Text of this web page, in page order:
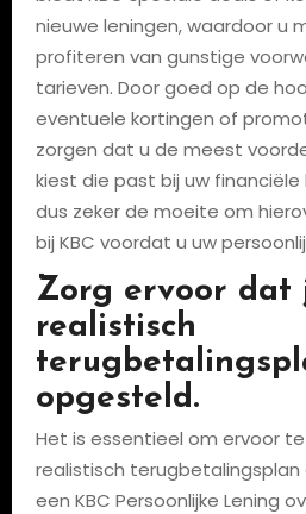
nieuwe leningen, waardoor u
profiteren van gunstige
tarieven. Door goed op de
eventuele kortingen of
zorgen dat u de meest
kiest die past bij uw
dus zeker de moeite om
bij KBC voordat u uw
Zorg ervoor dat
realistisch
opgesteld.
Het is essentieel om ervoor
realistisch
een KBC Persoonlijke Lening